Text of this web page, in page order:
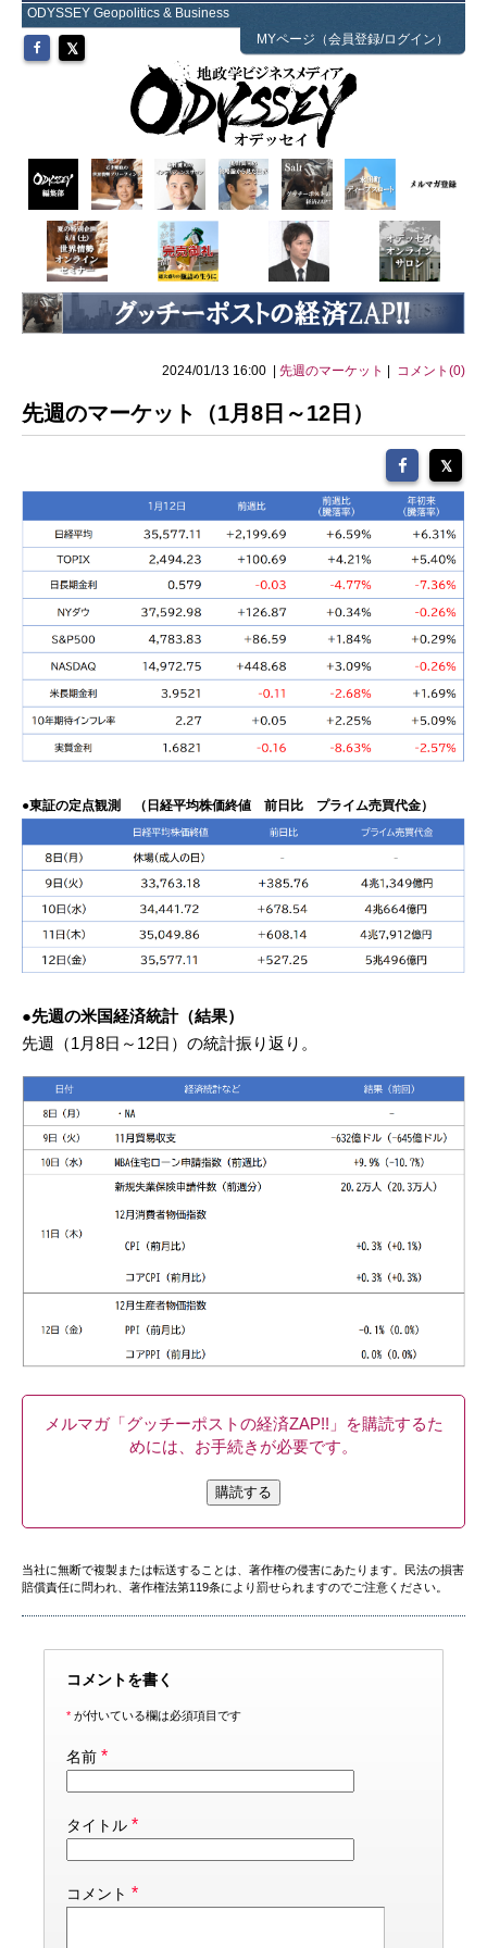
ODYSSEY Geopolitics & Business
MYページ（会員登録/ログイン）
2024/01/13 16:00 | 先週のマーケット コメント(0)
先週のマーケット（1月8日～12日）
●東証の定点観測 （日経平均株価終値 前日比 プライム売買代金）
●先週の米国経済統計（結果）
先週（1月8日～12日）の統計振り返り。
メルマガ「グッチーポストの経済ZAP!!」を購読するた
めには、お手続きが必要です。
購読する
当社に無断で複製または転送することは、著作権の侵害にあたります。民法の損害
賠償責任に問われ、著作権法第119条により罰せられますのでご注意ください。
コメントを書く
* が付いている欄は必須項目です
名前 *
タイトル *
コメント *